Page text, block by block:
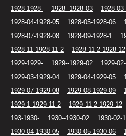
1928-1928- 1928--1928-03
1928-
1928-04-1928-05
1928-05-1928-06
1928-07-1928-08
1928-09-1928-1
1928-11-1928-11-2
1928-11-2-1928-12
1929-1929-
1929--1929-02
1929-
1929-03-1929-04
1929-04-1929-05
1929-07-1929-08
1929-08-1929-09
1929-1-1929-11-2
1929-11-2-1929-12
193-1930-
1930--1930-02
1930-02-
1930-04-1930-05
1930-05-1930-06